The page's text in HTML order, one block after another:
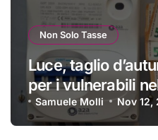
Non Solo Tasse
Luce, taglio
per i vulnerabili
ecco a chi si
ottenerlo
Samuele Molli Nov 12,